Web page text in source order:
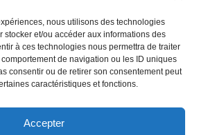
nous utilisons des technologies
stocker et/ou accéder aux informations des
à ces technologies nous permettra de traiter
de navigation ou les ID uniques
consentir ou de retirer son consentement peut
caractéristiques et fonctions.
Accepter